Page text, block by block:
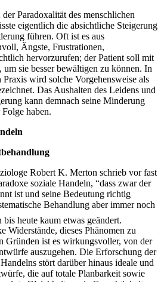
Paradoxalität des menschlichen
eigentlich die absichtliche Steigerung
führen. Oft ist es aus
Ängste, Frustrationen,
hervorzurufen; der Patient soll mit
sie besser bewältigen zu können. In
Praxis wird solche Vorgehensweise als
Das Aushalten des Leidens und
kann demnach seine Minderung
haben.
Robert K. Merton schrieb vor fast
soziale Handeln, “dass zwar der
ist und seine Bedeutung richtig
Behandlung aber immer noch
heute kaum etwas geändert.
Widerstände, dieses Phänomen zu
Gründen ist es wirkungsvoller, von der
auszugehen. Die Erforschung der
stört darüber hinaus ideale und
die auf totale Planbarkeit sowie